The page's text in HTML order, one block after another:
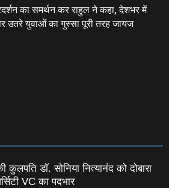
का समर्थन कर राहुल ने कहा, देशभर में
उतरे युवाओं का गुस्सा पूरी तरह जायज
कुलपति डॉ. सोनिया नित्यानंद को दोबारा
VC का पदभार